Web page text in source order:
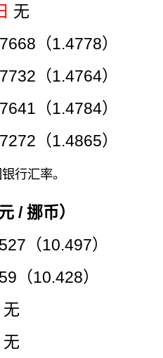
无
（1.4778）
（1.4764）
（1.4784）
（1.4865）
行汇率。
/ 挪币）
（10.497）
（10.428）
无
无